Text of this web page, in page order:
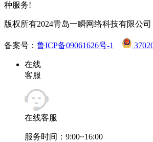
种服务!
版权所有2024青岛一瞬网络科技有限公司
备案号： 鲁ICP备09061626号-1
在线
客服
在线客服
服务时间：9:00~16:00